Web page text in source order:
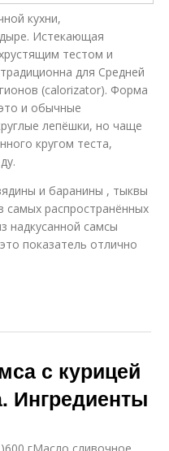
кухни,
Истекающая
тестом и
для Средней
(calorizator). Форма
и обычные
лепёшки, но чаще
кругом теста,
и баранины , тыквы
самых распространённых
надкусанной самсы
показатель отлично
с курицей
Ингредиенты